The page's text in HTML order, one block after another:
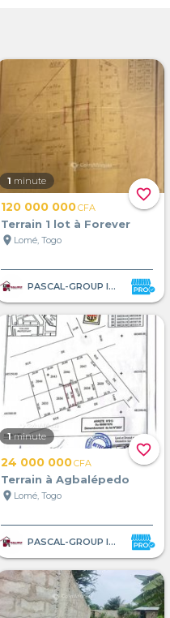
favorite_border
1 minute
120 000 000CFA
Terrain 1 lot à Forever
location_on Lomé, Togo
PASCAL-GROUP IMMOBILIER
favorite_border
1 minute
24 000 000CFA
Terrain à Agbalépedo
location_on Lomé, Togo
PASCAL-GROUP IMMOBILIER